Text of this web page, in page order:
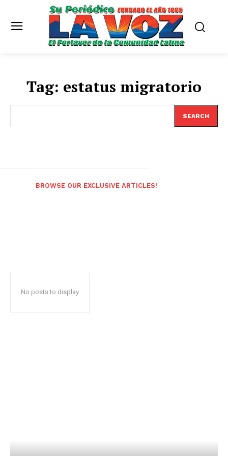
Tag: estatus migratorio
SEARCH
BROWSE OUR EXCLUSIVE ARTICLES!
No posts to display